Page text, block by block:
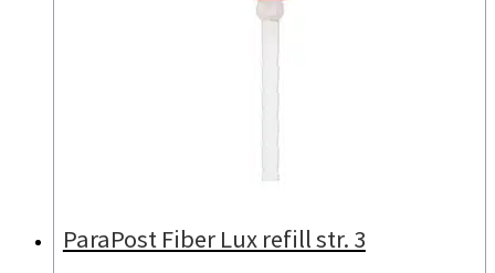
ParaPost Fiber Lux refill str. 3